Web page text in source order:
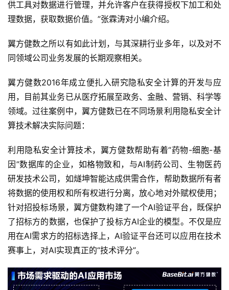
供工具对数据进行管理，并允许客户在获得授权下加工和处
理数据，获取数据价值。”张霖涛对小编介绍。
翼方健数之所以有如此计划，与其深耕行业多年，以及对不
同领域公司业务发展的长期观察相关。
翼方健数2016年成立便扎入研究隐私安全计算的开发与应
用，目前其业务已从医疗拓展至政务、金融、营销、科学等
领域。过往案例中，翼方健数已在不同场景利用隐私安全计
算技术解决实际问题：
利用隐私安全计算技术，翼方健数帮助有着“药物-细胞-基
因”数据库的企业，如格物致和，与AI制药公司、生物医药
研发技术公司，如燧坤智能达成供需合作，帮助数据所有者
将数据的使用权和所有权进行分离，放心地对外赋权使用；
针对招投标场景，翼方健数构建了一个AI验证平台，既保护
了招标方的数据，也保护了投标方AI企业的模型。不仅是应
用在AI需求方的招标选择上，AI验证平台还可以应用在技术
赛事上，对AI实现真正的“技术评分”。